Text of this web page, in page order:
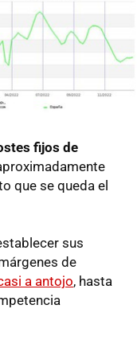
fijos de
que se queda el
sus
de
a antojo, hasta